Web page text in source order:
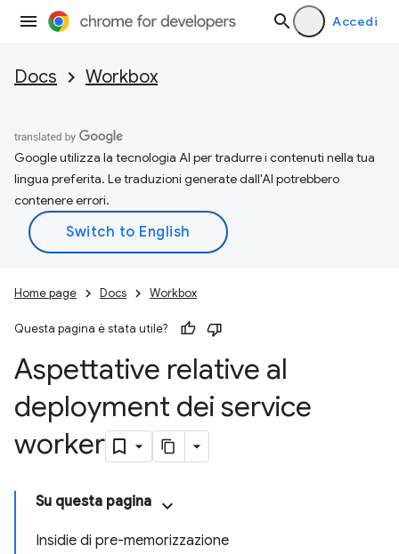
Accedi
Docs Workbox
Google utilizza la tecnologia AI per tradurre i contenuti nella tua
lingua preferita. Le traduzioni generate dall'AI potrebbero
contenere errori.
Home page Docs Workbox
Questa pagina è stata utile?
Aspettative relative al
deployment dei service
worker
Su questa pagina
Insidie di pre-memorizzazione